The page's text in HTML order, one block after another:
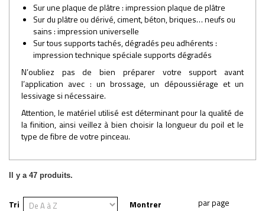
Sur une plaque de plâtre : impression plaque de plâtre
Sur du plâtre ou dérivé, ciment, béton, briques… neufs ou
sains : impression universelle
Sur tous supports tachés, dégradés peu adhérents :
impression technique spéciale supports dégradés
N’oubliez pas de bien préparer votre support avant
l’application avec : un brossage, un dépoussiérage et un
lessivage si nécessaire.
Attention, le matériel utilisé est déterminant pour la qualité de
la finition, ainsi veillez à bien choisir la longueur du poil et le
type de fibre de votre pinceau.
Il y a 47 produits.
Tri Montrer